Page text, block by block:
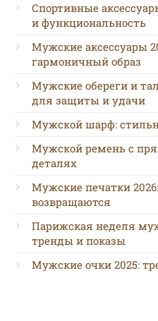
Спортивные
и функциональность
Мужские аксессуары
гармоничный образ
Мужские обереги и
для защиты и удачи
Мужской шарф:
Мужской ремень с
деталях
Мужские печатки
возвращаются
Парижская неделя
тренды и показы
Мужские очки 2025: